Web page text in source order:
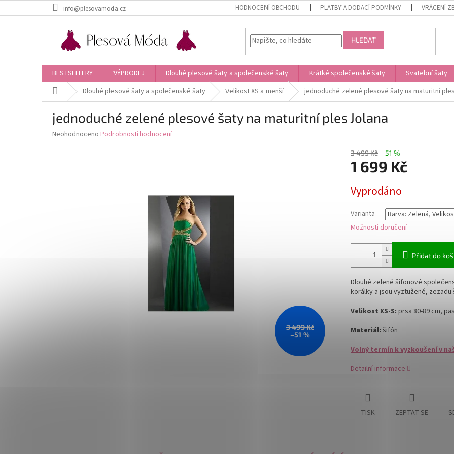
na
info@plesovamoda.cz HODNOCENÍ OBCHODU PLATBY A DODACÍ PODMÍNKY VRÁCENÍ
HLEDAT
BESTSELLERY VÝPRODEJ Dlouhé plesové šaty a společenské šaty Krátké společenské šaty Svatební šaty
Domů Dlouhé plesové šaty a společenské šaty Velikost XS a menší jednoduché zelené plesové šaty na maturitní
jednoduché zelené plesové šaty na maturitní ples Jolana
Průměrné
Neohodnoceno Podrobnosti hodnocení
3 499 Kč
–51 %
3 499 Kč –51 %
1 699 Kč
cena:
Vyprodáno
Varianta
Možnosti doručení
Přidat do
Dlouhé zelené šifonové
korálky a jsou vyztužené, zezadu
Velikost XS-S: prsa 80-89 cm,
Materiál: šifón
Volný termín k vyzkoušení v
Detailní informace
TISK ZEPTAT SE